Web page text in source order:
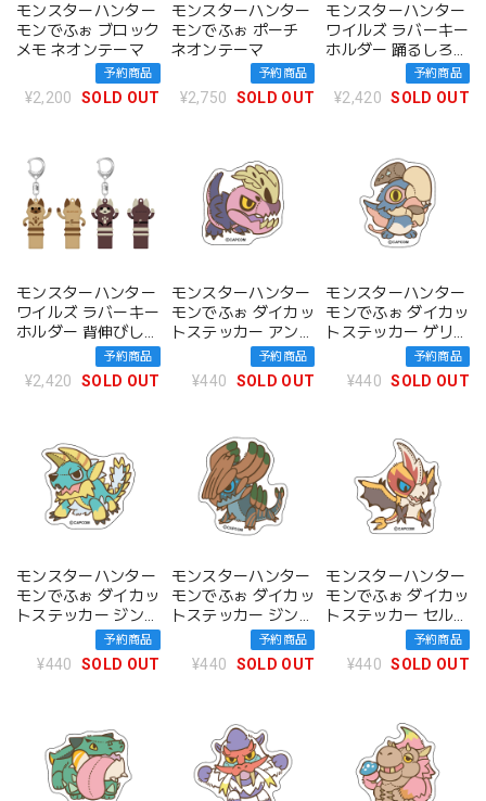
モンスターハンター
モンでふぉ ブロック
メモ ネオンテーマ
予約商品
¥2,200 SOLD OUT
モンスターハンター
モンでふぉ ポーチ
ネオンテーマ
予約商品
¥2,750 SOLD OUT
モンスターハンター
ワイルズ ラバーキー
ホルダー 踊るしろね
こハニワ/踊るくろ
ねこハニワ セット
予約商品
¥2,420 SOLD OUT
モンスターハンター
ワイルズ ラバーキー
ホルダー 背伸びしろ
ねこハニワ/背伸び
くろねこハニワ セッ
ト
予約商品
¥2,420 SOLD OUT
モンスターハンター
モンでふぉ ダイカッ
トステッカー アンジ
予約商品
¥440 SOLD OUT
モンスターハンター
モンでふぉ ダイカッ
トステッカー ゲリョ
予約商品
¥440 SOLD OUT
モンスターハンター
モンでふぉ ダイカッ
トステッカー ジンオ
予約商品
¥440 SOLD OUT
モンスターハンター
モンでふぉ ダイカッ
トステッカー ジン・
予約商品
¥440 SOLD OUT
モンスターハンター
モンでふぉ ダイカッ
トステッカー セルレ
予約商品
¥440 SOLD OUT